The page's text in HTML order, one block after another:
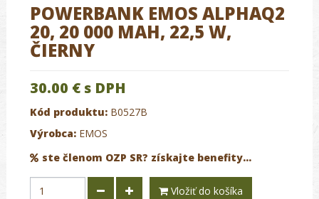
POWERBANK EMOS ALPHAQ2
20, 20 000 MAH, 22,5 W,
ČIERNY
30.00 € s DPH
Kód produktu: B0527B
Výrobca: EMOS
ste členom OZP SR? získajte benefity...
Vložiť do košíka